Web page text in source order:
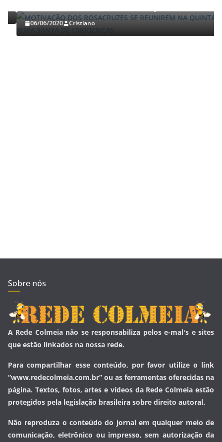
06/06/2020 Cristiano
Sobre nós
A Rede Colmeia não se responsabiliza pelos e-mal's e sites
que estão linkados na nossa rede.
Para compartilhar esse conteúdo, por favor utilize o link
“www.redecolmeia.com.br” ou as ferramentas oferecidas na
página. Textos, fotos, artes e vídeos da Rede Colmeia estão
protegidos pela legislação brasileira sobre direito autoral.
Não reproduza o conteúdo do jornal em qualquer meio de
comunicação, eletrônico ou impresso, sem autorização da